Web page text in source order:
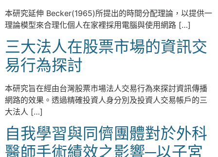
本研究延伸 Becker(1965)所提出的時間分配理論，以提供一
理論模型來合理化個人在家裡採用電腦與使用網路 […]
三大法人在股票市場的資訊交
易行為探討
本研究旨在經由台灣股票市場法人交易行為來探討資訊傳播
網路的效果。透過精確投資人身分別及投資人交易帳戶的三
大法人 […]
自我學習與同儕團體對於外科
醫師手術績效之影響─以子宮